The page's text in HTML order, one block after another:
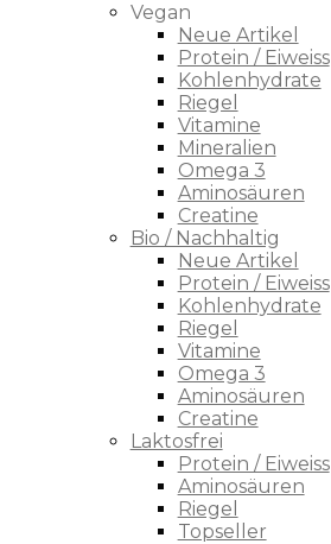
Vegan
Neue Artikel
Protein / Eiweiss
Kohlenhydrate
Riegel
Vitamine
Mineralien
Omega 3
Aminosäuren
Creatine
Bio / Nachhaltig
Neue Artikel
Protein / Eiweiss
Kohlenhydrate
Riegel
Vitamine
Omega 3
Aminosäuren
Creatine
Laktosfrei
Protein / Eiweiss
Aminosäuren
Riegel
Topseller